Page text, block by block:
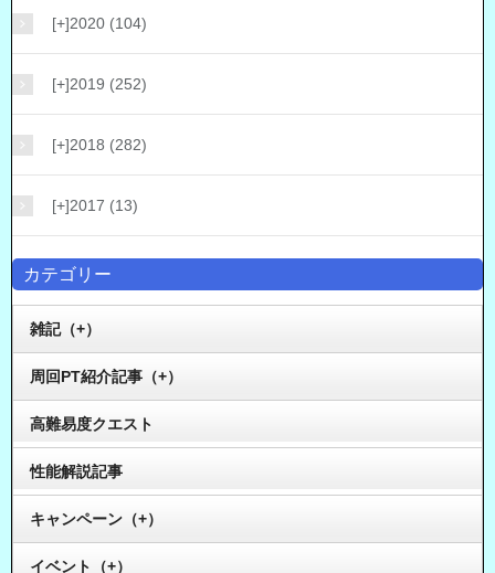
[+]2020 (104)
[+]2019 (252)
[+]2018 (282)
[+]2017 (13)
カテゴリー
雑記（+）
周回PT紹介記事（+）
高難易度クエスト
性能解説記事
キャンペーン（+）
イベント（+）